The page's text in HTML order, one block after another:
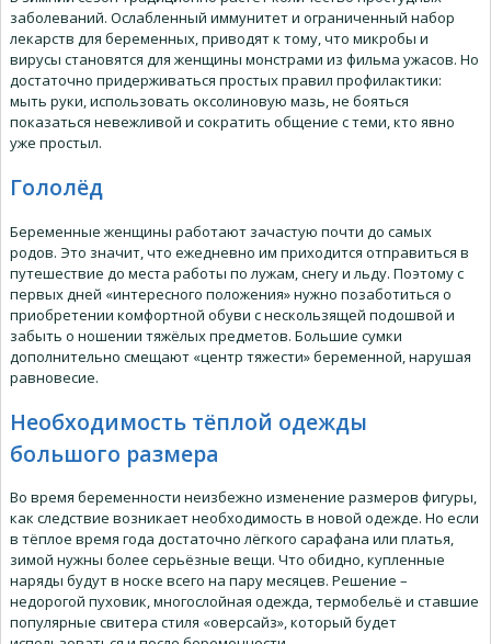
заболеваний. Ослабленный иммунитет и ограниченный набор
лекарств для беременных, приводят к тому, что микробы и
вирусы становятся для женщины монстрами из фильма ужасов. Но
достаточно придерживаться простых правил профилактики:
мыть руки, использовать оксолиновую мазь, не бояться
показаться невежливой и сократить общение с теми, кто явно
уже простыл.
Гололёд
Беременные женщины работают зачастую почти до самых
родов. Это значит, что ежедневно им приходится отправиться в
путешествие до места работы по лужам, снегу и льду. Поэтому с
первых дней «интересного положения» нужно позаботиться о
приобретении комфортной обуви с нескользящей подошвой и
забыть о ношении тяжёлых предметов. Большие сумки
дополнительно смещают «центр тяжести» беременной, нарушая
равновесие.
Необходимость тёплой одежды
большого размера
Во время беременности неизбежно изменение размеров фигуры,
как следствие возникает необходимость в новой одежде. Но если
в тёплое время года достаточно лёгкого сарафана или платья,
зимой нужны более серьёзные вещи. Что обидно, купленные
наряды будут в носке всего на пару месяцев. Решение –
недорогой пуховик, многослойная одежда, термобельё и ставшие
популярные свитера стиля «оверсайз», который будет